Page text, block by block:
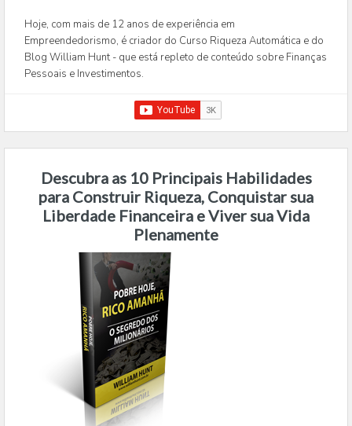
Hoje, com mais de 12 anos de experiência em
Empreendedorismo, é criador do Curso Riqueza Automática e do
Blog William Hunt - que está repleto de conteúdo sobre Finanças
Pessoais e Investimentos.
Descubra as 10 Principais Habilidades
para Construir Riqueza, Conquistar sua
Liberdade Financeira e Viver sua Vida
Plenamente